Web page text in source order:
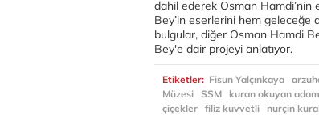
dahil ederek Osman
Bey’in eserlerini hem geleceğe
bulgular, diğer Osman Hamdi
Bey'e dair projeyi anlatıyor.
Etiketler: Fisun Yalçınkaya
Müzesi
SSM kuran okuyan adam
çiçekler filiz kuvvetli nurçin